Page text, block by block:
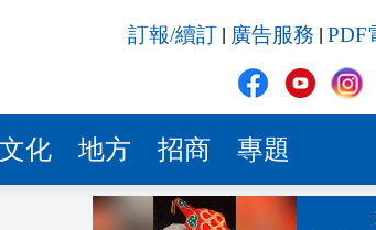
訂報/續訂 廣告服務 PDF
文化 地方 招商 專題